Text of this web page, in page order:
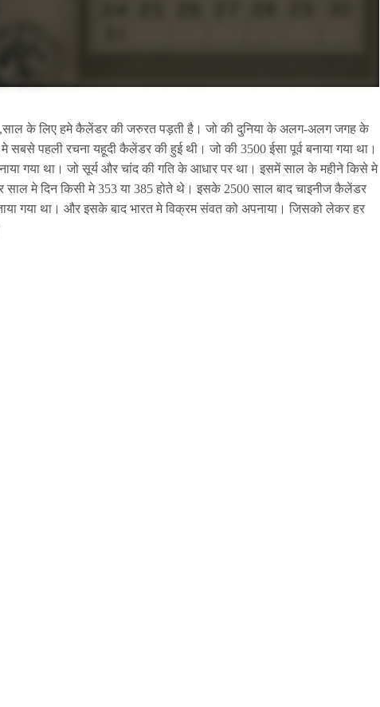
,साल के लिए हमे कैलेंडर की जरुरत पड़ती है। जो की दुनिया के अलग-अलग जगह के
पहली रचना यहूदी कैलेंडर की हुई थी। जो की 3500 ईसा पूर्व बनाया गया था।
गया था। जो सूर्य और चांद की गति के आधार पर था। इसमें साल के महीने किसे मे
साल मे दिन किसी मे 353 या 385 होते थे। इसके 2500 साल बाद चाइनीज कैलेंडर
गया था। और इसके बाद भारत मे विक्रम संवत को अपनाया। जिसको लेकर हर